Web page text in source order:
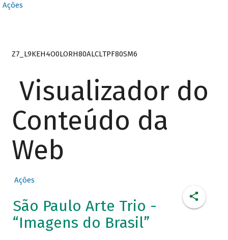
Ações
Z7_L9KEH4O0LORH80ALCLTPF80SM6
Visualizador do
Conteúdo da
Web
Ações
São Paulo Arte Trio -
“Imagens do Brasil”